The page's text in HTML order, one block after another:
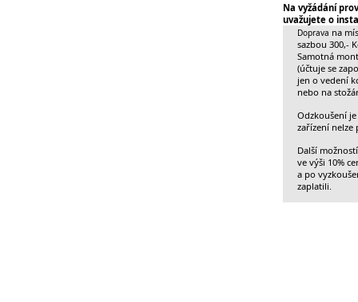
Na vyžádání
uvažujete o
Doprava na
sazbou 300,-
Samotná
(účtuje se
jen o vedení
nebo na
Odzkoušení
zařízení nelze
Další
ve výši 10%
a po
zaplatili.